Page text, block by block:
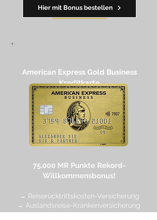
━━━━━━━
Hier mit Bonus bestellen
American Express Gold Business
Kreditkarte​
75.000 MR Punkte Rekord-
Willkommensbonus!
→ Reiserücktrittskosten-Versicherung
→ Auslandsreise-Krankenversicherung
→ wertvolle Rabatte dank Amex Offers